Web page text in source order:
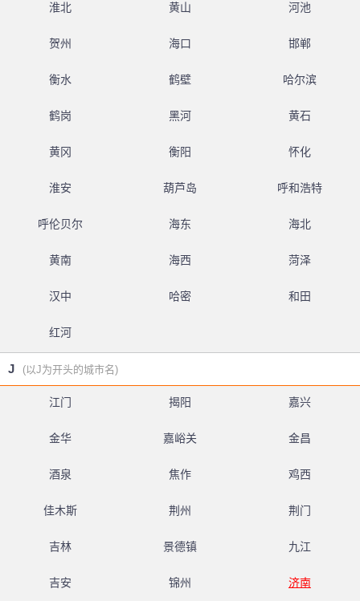
淮北 黄山 河池
贺州 海口 邯郸
衡水 鹤壁 哈尔滨
鹤岗 黑河 黄石
黄冈 衡阳 怀化
淮安 葫芦岛 呼和浩特
呼伦贝尔 海东 海北
黄南 海西 菏泽
汉中 哈密 和田
红河
J (以J为开头的城市名)
江门 揭阳 嘉兴
金华 嘉峪关 金昌
酒泉 焦作 鸡西
佳木斯 荆州 荆门
吉林 景德镇 九江
吉安 锦州 济南